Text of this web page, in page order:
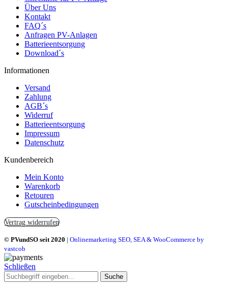
Über Uns
Kontakt
FAQ´s
Anfragen PV-Anlagen
Batterieentsorgung
Download´s
Informationen
Versand
Zahlung
AGB´s
Widerruf
Batterieentsorgung
Impressum
Datenschutz
Kundenbereich
Mein Konto
Warenkorb
Retouren
Gutscheinbedingungen
Vertrag widerrufen
© PVundSO seit 2020 | Onlinemarketing SEO, SEA & WooCommerce by
vastcob
Schließen
Suche